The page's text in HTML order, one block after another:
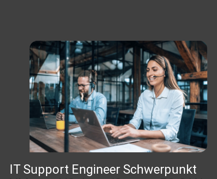
IT Support Engineer Schwerpunkt